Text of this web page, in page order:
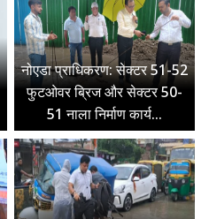
नोएडा प्राधिकरण: सेक्टर 51-52
फुटओवर ब्रिज और सेक्टर 50-
51 नाला निर्माण कार्य...